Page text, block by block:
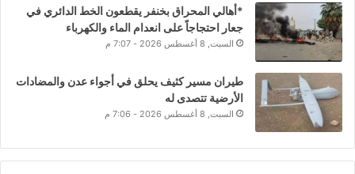
*أهالي المحراق بخنفر يقطعون الخط الدائري في
جعار احتجاجاً على انعدام الماء والكهرباء
السبت, 8 أغسطس 2026 - 7:07 م
طيران مسير كثيف يحلق في أجواء عدن والمضادات
الأرضية تتصدى له
السبت, 8 أغسطس 2026 - 7:06 م